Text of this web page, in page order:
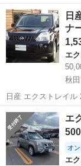
名： 日産 ■ 車種
ス ４ＤＷ ■ 排気
青森 八戸市
日
ナ
エ
秋
日産 エクストレイ
ック） クロカン・ＳＵＶ 本体価格 1,530,000円 年
年):2009(H21) ワン
秋田 秋田市
エ
オ
エ